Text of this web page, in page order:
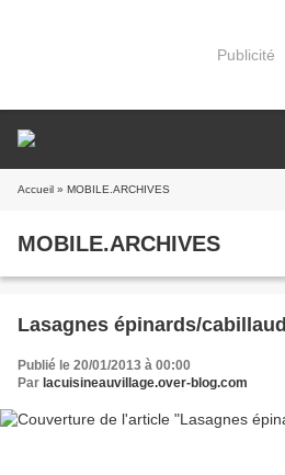
Publicité
Accueil » MOBILE.ARCHIVES
MOBILE.ARCHIVES
Lasagnes épinards/cabillaud
Publié le 20/01/2013 à 00:00
Par lacuisineauvillage.over-blog.com